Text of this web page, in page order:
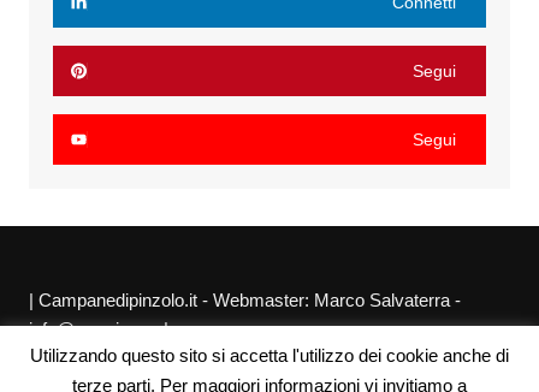
Segui
Segui
| Campanedipinzolo.it - Webmaster: Marco Salvaterra -
info@agraria.org |
Chi siamo Privacy Policy Sitemap Link utili
Utilizzando questo sito si accetta l'utilizzo dei cookie anche di
terze parti. Per maggiori informazioni vi invitiamo a